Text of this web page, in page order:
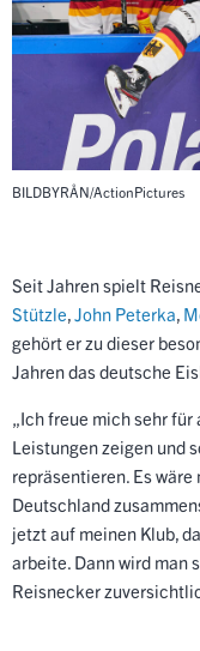
BILDBYRÅN/ActionPictures
Seit Jahren spielt
Stützle John Peterka
gehört er zu dieser
Jahren das deutsche
„Ich freue mich sehr
Leistungen zeigen und
repräsentieren. Es
Deutschland
jetzt auf meinen Klub,
arbeite. Dann wird man
Reisnecker